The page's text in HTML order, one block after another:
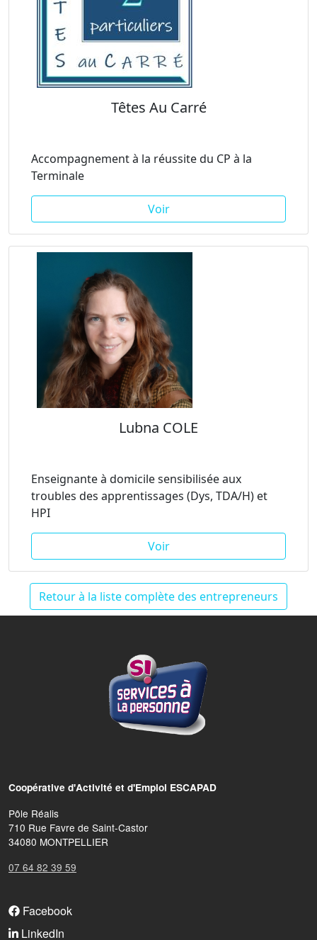
Têtes Au Carré
Accompagnement à la réussite du CP à la
Terminale
Voir
Lubna COLE
Enseignante à domicile sensibilisée aux
troubles des apprentissages (Dys, TDA/H) et
HPI
Voir
Retour à la liste complète des entrepreneurs
Coopérative d'Activité et d'Emploi ESCAPAD
Pôle Réalis
710 Rue Favre de Saint-Castor
34080 MONTPELLIER
07 64 82 39 59
FOOTER MENU
Facebook
LinkedIn